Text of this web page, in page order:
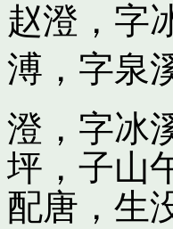
赵澄，字
溥，字泉
澄，字冰
坪，子山
配唐，生